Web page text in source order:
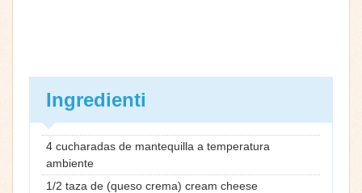
Ingredienti
4 cucharadas de mantequilla a temperatura
ambiente
1/2 taza de (queso crema) cream cheese